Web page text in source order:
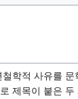
학적 사유를 문
제목이 붙은 두